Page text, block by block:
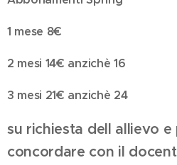
1 mese 8€
2 mesi 14€ anzichè 16
3 mesi 21€ anzichè 24
su richiesta dell allievo e
concordare con il